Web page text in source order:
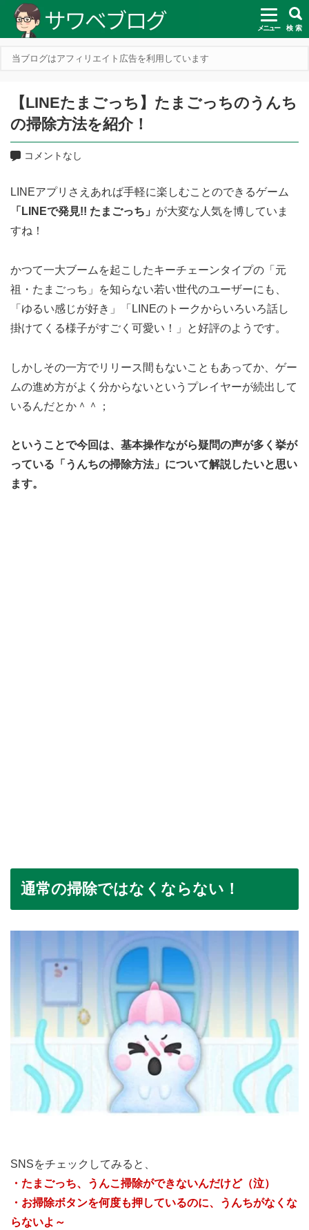
メニュー 検 索
当ブログはアフィリエイト広告を利用しています
【LINEたまごっち】たまごっちのうんち
の掃除方法を紹介！
コメントなし
LINEアプリさえあれば手軽に楽しむことのできるゲーム
「LINEで発見!! たまごっち」 が大変な人気を博していま
すね！
かつて一大ブームを起こしたキーチェーンタイプの「元
祖・たまごっち」を知らない若い世代のユーザーにも、
「ゆるい感じが好き」「LINEのトークからいろいろ話し
掛けてくる様子がすごく可愛い！」と好評のようです。
しかしその一方でリリース間もないこともあってか、ゲー
ムの進め方がよく分からないというプレイヤーが続出して
いるんだとか＾＾；
ということで今回は、基本操作ながら疑問の声が多く挙が
っている「うんちの掃除方法」について解説したいと思い
ます。
通常の掃除ではなくならない！
SNSをチェックしてみると、
・たまごっち、うんこ掃除ができないんだけど（泣）
・お掃除ボタンを何度も押しているのに、うんちがなくな
らないよ～